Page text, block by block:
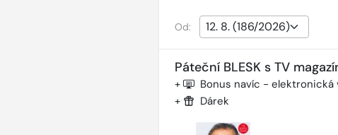
Od:
Páteční BLESK s TV
+ Bonus navíc - elektronická
+ Dárek